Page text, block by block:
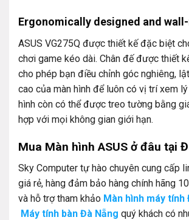
Ergonomically designed and
ASUS VG275Q được thiết kế đặc biệt
chơi game kéo dài. Chân đế được thiết
cho phép bạn điều chỉnh góc nghiêng,
cao của màn hình để luôn có vị trí xem
hình còn có thể được treo tường bằng
hợp với mọi không gian giới hạn.
Mua Màn hình ASUS ở đâu tại
Sky Computer tự hào chuyên cung cấp
giá rẻ, hàng đảm bảo hàng chính hãng
và hỗ trợ tham khảo Màn hình máy tính
Máy tính bàn Đà Nẵng quý khách có